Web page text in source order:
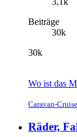
Beiträge
30k
30k
Wo ist das
Caravan-
Räder,